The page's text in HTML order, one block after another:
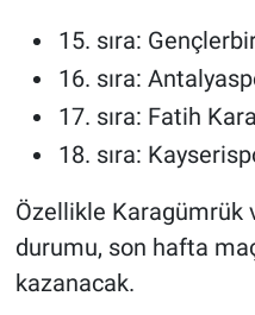
sıra:
sıra:
sıra: Fatih
sıra:
Özellikle Karagümrük
durumu, son hafta
kazanacak.